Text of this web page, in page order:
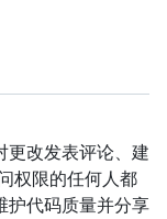
更改发表评论、建
权限的任何人都
护代码质量并分享